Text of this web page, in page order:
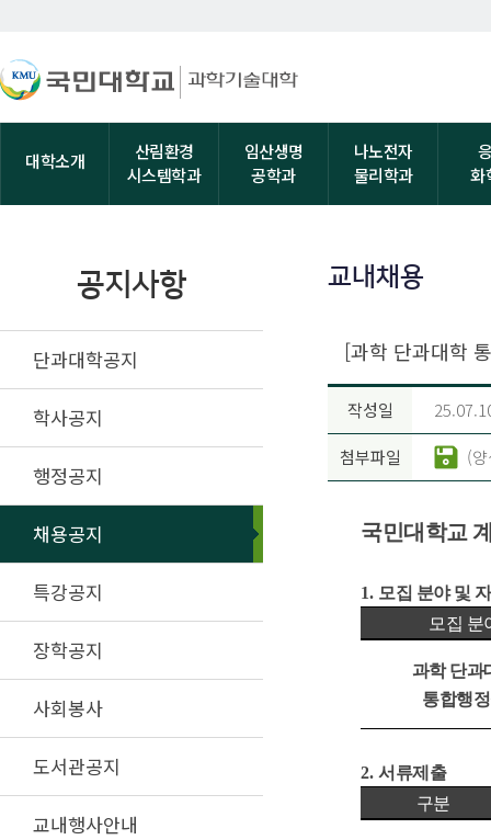
대학소개
산림환경
시스템학과
임산생명
공학과
나노전자
물리학과
화
공지사항
단과대학공지
학사공지
행정공지
채용공지
특강공지
장학공지
사회봉사
도서관공지
교내행사안내
교내채용
[과학 단과대학
작성일
첨부파일 (
국민대학교
1. 모집 분야 및
모집 분
과학 단과
통합행
2. 서류제출
구분